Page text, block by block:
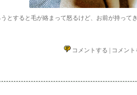
とすると毛が絡まって怒るけど、お前が持って
コメントする コメント